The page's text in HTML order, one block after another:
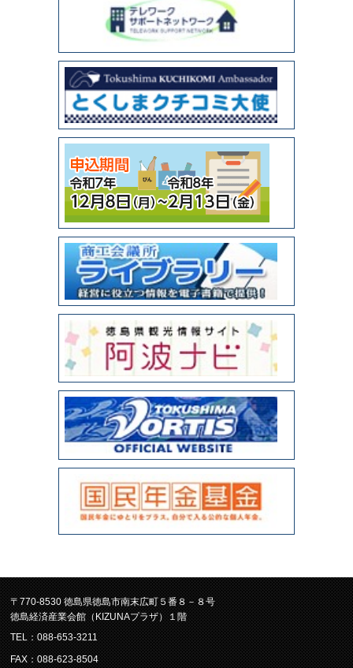
〒770-8530 徳島県徳島市南末広町５番８－８号
徳島経済産業会館（KIZUNAプラザ）１階
TEL：088-653-3211
FAX：088-623-8504